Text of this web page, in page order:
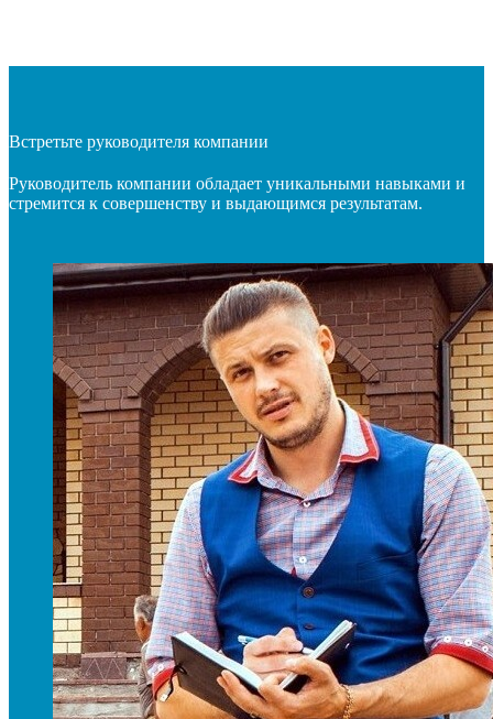
Встретьте руководителя компании
Руководитель компании обладает уникальными навыками и
стремится к совершенству и выдающимся результатам.